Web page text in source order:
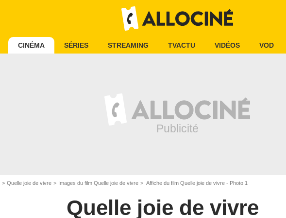
CINÉMA SÉRIES STREAMING TVACTU VIDÉOS VOD
Quelle joie de vivre Images du film Quelle joie de vivre Affiche du film Quelle joie de vivre - Photo 1
Quelle joie de vivre